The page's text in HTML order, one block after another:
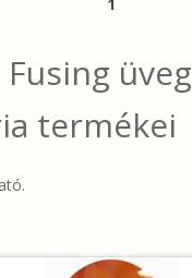
üveg
termékei